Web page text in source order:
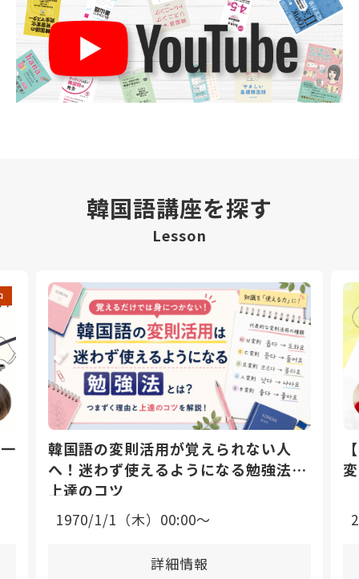
韓国語講座を探す
Lesson
韓国語の変則活用が覚えられない人
へ！迷わず使えるようになる勉強法と
上達のコツ
1970/1/1（木）00:00〜
詳細情報